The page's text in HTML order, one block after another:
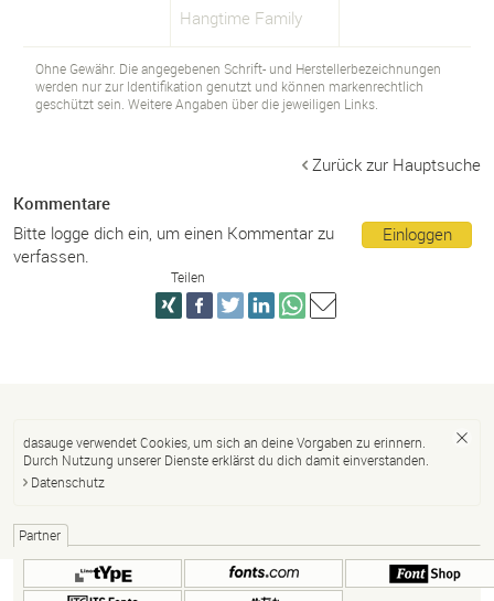
Hangtime Family
Ohne Gewähr. Die angegebenen Schrift- und Herstellerbezeichnungen
werden nur zur Identifikation genutzt und können markenrechtlich
geschützt sein. Weitere Angaben über die jeweiligen Links.
Zurück zur Hauptsuche
Kommentare
Einloggen
Bitte logge dich ein, um einen Kommentar zu
verfassen.
Teilen
dasauge verwendet Cookies, um sich an deine Vorgaben zu erinnern.
Durch Nutzung unserer Dienste erklärst du dich damit einverstanden.
Datenschutz
Partner